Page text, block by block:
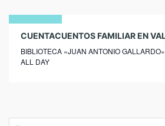
07
julio
2025
BIBLIOTECA «JUAN ANTONIO GALLARDO»
ALL DAY